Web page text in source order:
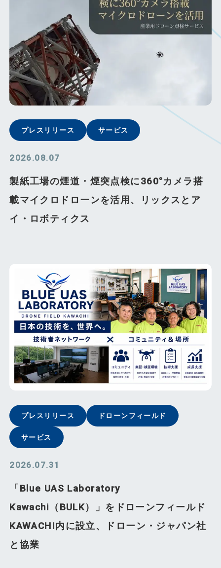
プレスリリース サービス
2026.08.07
製紙工場の煙道・煙突点検に360°カメラ搭
載マイクロドローンを活用、リックスとア
イ・ロボティクス
プレスリリース ドローンフィールド
サービス
2026.07.31
「Blue UAS Laboratory
Kawachi（BULK）」をドローンフィールド
KAWACHI内に設立、ドローン・ジャパン社
と協業